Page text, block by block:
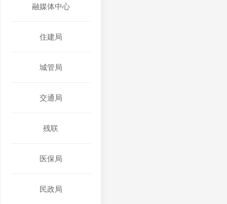
融媒体中心
住建局
城管局
交通局
残联
医保局
民政局